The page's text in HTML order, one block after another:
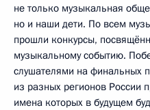
не только музыкальная
но и наши дети. По всем
прошли конкурсы,
музыкальному событию.
слушателями на финальных
из разных регионов России
имена которых в будущем